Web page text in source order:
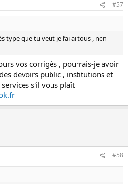
#57
type que tu veut je l’ai ai tous , non
vos corrigés , pourrais-je avoir
devoirs public , institutions et
s'il vous plaît
#58